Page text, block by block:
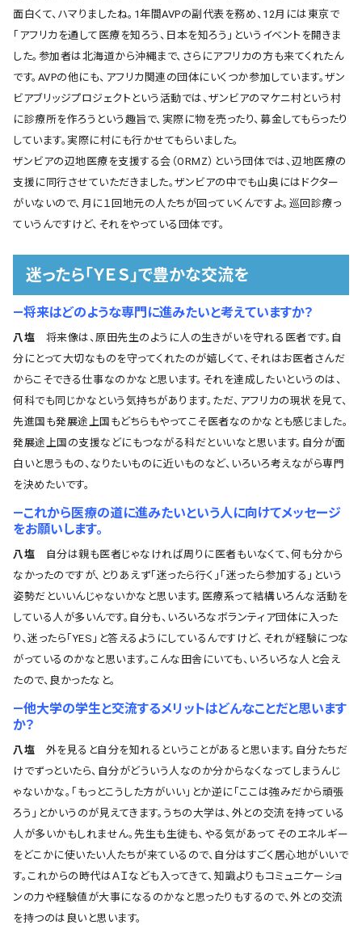
面白くて、ハマりましたね。1年間AVPの副代表を務め、12月には東京で
「アフリカを通して医療を知ろう、日本を知ろう」というイベントを開きま
した。参加者は北海道から沖縄まで、さらにアフリカの方も来てくれたん
です。AVPの他にも、アフリカ関連の団体にいくつか参加しています。ザン
ビアブリッジプロジェクトという活動では、ザンビアのマケニ村という村
に診療所を作ろうという趣旨で、実際に物を売ったり、募金してもらったり
しています。実際に村にも行かせてもらいました。
ザンビアの辺地医療を支援する会（ORMZ）という団体では、辺地医療の
支援に同行させていただきました。ザンビアの中でも山奥にはドクター
がいないので、月に１回地元の人たちが回っていくんですよ。巡回診療っ
ていうんですけど、それをやっている団体です。
迷ったら「ＹＥＳ」で豊かな交流を
―将来はどのような専門に進みたいと考えていますか？
八塩 将来像は、原田先生のように人の生きがいを守れる医者です。自
分にとって大切なものを守ってくれたのが嬉しくて、それはお医者さんだ
からこそできる仕事なのかなと思います。それを達成したいというのは、
何科でも同じかなという気持ちがあります。ただ、アフリカの現状を見て、
先進国も発展途上国もどちらもやってこそ医者なのかなとも感じました。
発展途上国の支援などにもつながる科だといいなと思います。自分が面
白いと思うもの、なりたいものに近いものなど、いろいろ考えながら専門
を決めたいです。
―これから医療の道に進みたいという人に向けてメッセージ
をお願いします。
八塩 自分は親も医者じゃなければ周りに医者もいなくて、何も分から
なかったのですが、とりあえず「迷ったら行く」「迷ったら参加する」という
姿勢だといいんじゃないかなと思います。医療系って結構いろんな活動を
している人が多いんです。自分も、いろいろなボランティア団体に入った
り、迷ったら「YES」と答えるようにしているんですけど、それが経験につな
がっているのかなと思います。こんな田舎にいても、いろいろな人と会え
たので、良かったなと。
―他大学の学生と交流するメリットはどんなことだと思います
か？
八塩 外を見ると自分を知れるということがあると思います。自分たちだ
けでずっといたら、自分がどういう人なのか分からなくなってしまうんじ
ゃないかな。「もっとこうした方がいい」とか逆に「ここは強みだから頑張
ろう」とかいうのが見えてきます。うちの大学は、外との交流を持っている
人が多いかもしれません。先生も生徒も、やる気があってそのエネルギー
をどこかに使いたい人たちが来ているので、自分はすごく居心地がいいで
す。これからの時代はＡＩなども入ってきて、知識よりもコミュニケーショ
ンの力や経験値が大事になるのかなと思ったりもするので、外との交流
を持つのは良いと思います。